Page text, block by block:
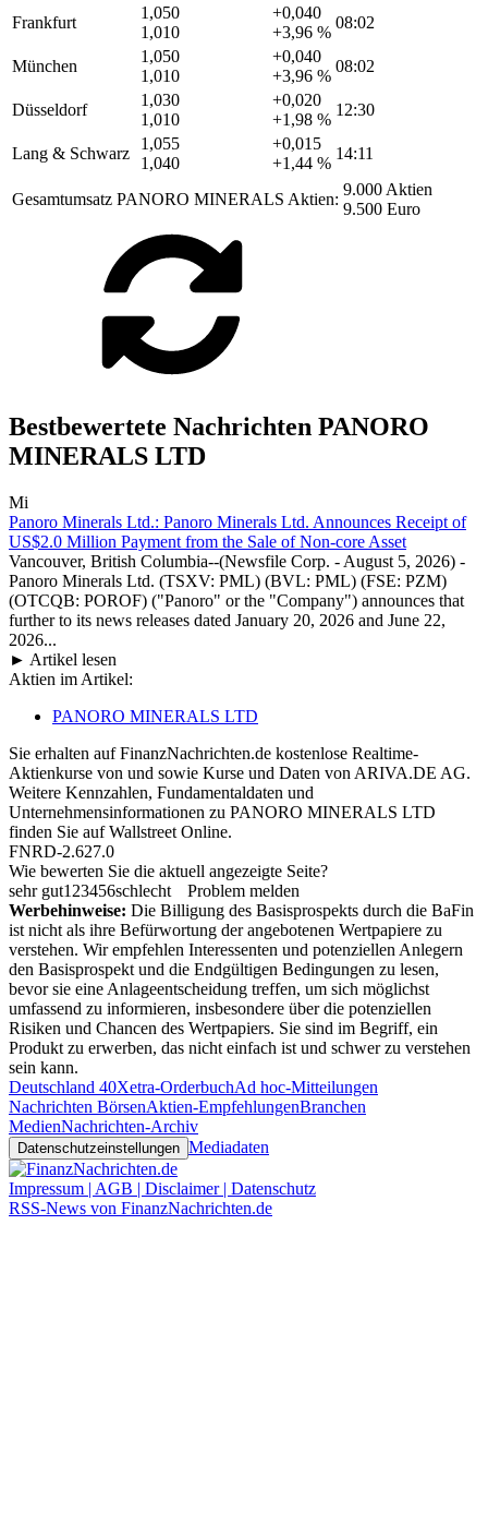
Frankfurt
1,050
1,010
+0,040
+3,96 %
08:02
München
1,050
1,010
+0,040
+3,96 %
08:02
Düsseldorf
1,030
1,010
+0,020
+1,98 %
12:30
Lang & Schwarz
1,055
1,040
+0,015
+1,44 %
14:11
Gesamtumsatz PANORO MINERALS Aktien:
9.000 Aktien
9.500 Euro
Bestbewertete Nachrichten PANORO
MINERALS LTD
Mi
Panoro Minerals Ltd.: Panoro Minerals Ltd. Announces Receipt of
US$2.0 Million Payment from the Sale of Non-core Asset
Vancouver, British Columbia--(Newsfile Corp. - August 5, 2026) -
Panoro Minerals Ltd. (TSXV: PML) (BVL: PML) (FSE: PZM)
(OTCQB: POROF) ("Panoro" or the "Company") announces that
further to its news releases dated January 20, 2026 and June 22,
2026...
► Artikel lesen
Aktien im Artikel:
PANORO MINERALS LTD
Sie erhalten auf FinanzNachrichten.de kostenlose Realtime-
Aktienkurse von und sowie Kurse und Daten von ARIVA.DE AG.
Weitere Kennzahlen, Fundamentaldaten und
Unternehmensinformationen zu PANORO MINERALS LTD
finden Sie aufWallstreet Online.
FNRD-2.627.0
Wie bewerten Sie die aktuell angezeigte Seite?
sehr gut1 23456schlecht
Problem melden
Werbehinweise: Die Billigung des Basisprospekts durch die BaFin
ist nicht als ihre Befürwortung der angebotenen Wertpapiere zu
verstehen. Wir empfehlen Interessenten und potenziellen Anlegern
den Basisprospekt und die Endgültigen Bedingungen zu lesen,
bevor sie eine Anlageentscheidung treffen, um sich möglichst
umfassend zu informieren, insbesondere über die potenziellen
Risiken und Chancen des Wertpapiers. Sie sind im Begriff, ein
Produkt zu erwerben, das nicht einfach ist und schwer zu verstehen
sein kann.
Deutschland 40Xetra-OrderbuchAd hoc-Mitteilungen
Nachrichten BörsenAktien-EmpfehlungenBranchen
MedienNachrichten-Archiv
Datenschutzeinstellungen Mediadaten
Impressum | AGB | Disclaimer | Datenschutz
RSS-News von FinanzNachrichten.de